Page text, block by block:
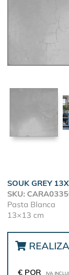
SOUK GREY
SKU:
Pasta Blanca
13×13 cm
€ POR IVA